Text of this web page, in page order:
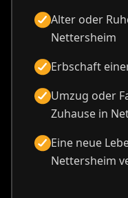
Alter oder
Nettersheim
Erbschaft
Umzug oder
Zuhause in
Eine neue
Nettersheim